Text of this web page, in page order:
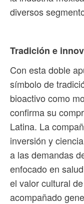
diversos
Tradición e
Con esta doble
símbolo de
bioactivo como
confirma su
Latina. La
inversión y
a las demandas
enfocado en
el valor cultural
acompañado